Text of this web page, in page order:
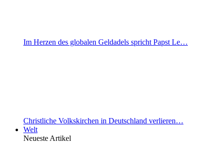
Im Herzen des globalen Geldadels spricht Papst Le…
Christliche Volkskirchen in Deutschland verlieren…
Welt
Neueste Artikel